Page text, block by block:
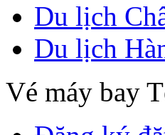
Du lịch
Du lịch
Vé máy bay